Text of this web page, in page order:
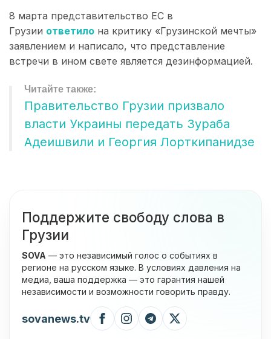
8 марта представительство ЕС в
Грузии ответило на критику «Грузинской мечты»
заявлением и написало, что представление
встречи в ином свете является дезинформацией.
Правительство Грузии призвало
власти Украины передать Зураба
Адеишвили и Георгия Лорткипанидзе
Поддержите свободу слова в
Грузии
SOVA — это независимый голос о событиях в
регионе на русском языке. В условиях давления на
медиа, ваша поддержка — это гарантия нашей
независимости и возможности говорить правду.
sovanews.tv